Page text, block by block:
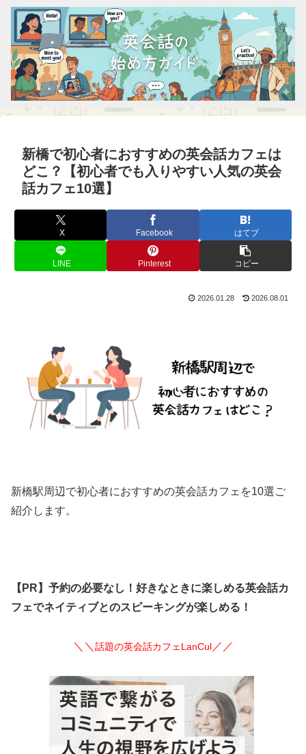
新橋で初心者におすすめの英会話カフェは
どこ？【初心者でも入りやすい人気の英会
話カフェ10選】
X Facebook はてブ
LINE Pinterest コピー
2026.01.28 2026.08.01
新橋駅周辺で初心者におすすめの英会話カフェを10選ご
紹介します。
【PR】予約の必要なし！好きなときに楽しめる英会話カ
フェでネイティブとのスピーキングが楽しめる！
＼＼ 話題の英会話カフェLanCul／／